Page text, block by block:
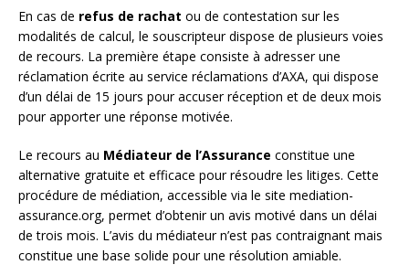
En cas de refus de rachat ou de contestation sur les
modalités de calcul, le souscripteur dispose de plusieurs voies
de recours. La première étape consiste à adresser une
réclamation écrite au service réclamations d’AXA, qui dispose
d’un délai de 15 jours pour accuser réception et de deux mois
pour apporter une réponse motivée.
Le recours au Médiateur de l’Assurance constitue une
alternative gratuite et efficace pour résoudre les litiges. Cette
procédure de médiation, accessible via le site mediation-
assurance.org, permet d’obtenir un avis motivé dans un délai
de trois mois. L’avis du médiateur n’est pas contraignant mais
constitue une base solide pour une résolution amiable.